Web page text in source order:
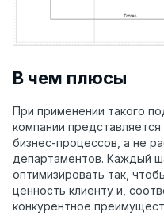
В чем плюсы
При применении такого
компании
бизнес-процессов, а не
департаментов. Каждый
оптимизировать так,
ценность клиенту и,
конкурентное